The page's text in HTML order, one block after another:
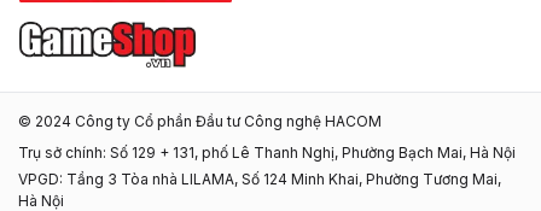
© 2024 Công ty Cổ phần Đầu tư Công nghệ HACOM
Trụ sở chính: Số 129 + 131, phố Lê Thanh Nghị, Phường Bạch Mai, Hà Nội
VPGD: Tầng 3 Tòa nhà LILAMA, Số 124 Minh Khai, Phường Tương Mai,
Hà Nội